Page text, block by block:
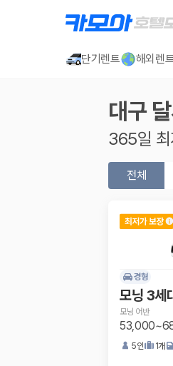
단기렌트 해외렌
대구
365일 최
전체
경형
모닝 3세
모닝 어반
5인 1개